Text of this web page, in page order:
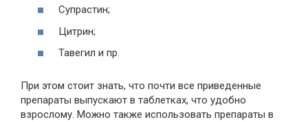
Супрастин;
Цитрин;
Тавегил и пр.
При этом стоит знать, что почти все приведенные
препараты выпускают в таблетках, что удобно
взрослому. Можно также использовать препараты в